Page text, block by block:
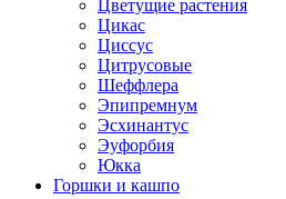
Цветущие растения
Цикас
Циссус
Цитрусовые
Шеффлера
Эпипремнум
Эсхинантус
Эуфорбия
Юкка
Горшки и кашпо